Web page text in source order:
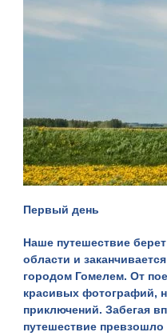
Первый день
Наше путешествие
области и
городом Гомелем. От
красивых фотографий,
приключений. Забегая
путешествие